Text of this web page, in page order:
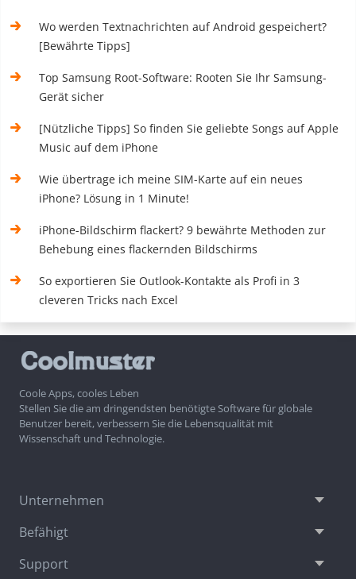
Wo werden Textnachrichten auf Android gespeichert?
[Bewährte Tipps]
Top Samsung Root-Software: Rooten Sie Ihr Samsung-
Gerät sicher
[Nützliche Tipps] So finden Sie geliebte Songs auf Apple
Music auf dem iPhone
Wie übertrage ich meine SIM-Karte auf ein neues
iPhone? Lösung in 1 Minute!
iPhone-Bildschirm flackert? 9 bewährte Methoden zur
Behebung eines flackernden Bildschirms
So exportieren Sie Outlook-Kontakte als Profi in 3
cleveren Tricks nach Excel
Coole Apps, cooles Leben
Stellen Sie die am dringendsten benötigte Software für globale
Benutzer bereit, verbessern Sie die Lebensqualität mit
Wissenschaft und Technologie.
Unternehmen
Befähigt
Support